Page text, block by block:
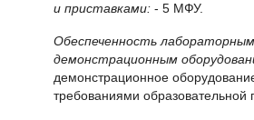
и приставками: - 5 МФУ.
Обеспеченность
демонстрационным
демонстрационное
требованиями образовательной